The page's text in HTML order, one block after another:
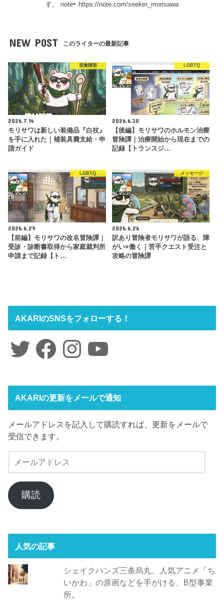
す。 note⇨ https://note.com/seeker_morisawa
NEW POST このライターの最新記事
視覚障害
2026.7.14
モリサワは新しい装備品『白杖』
を手に入れた｜補装具費支給・申
請ガイド
LGBTQ
2026.6.30
【後編】モリサワのホルモン治療
冒険譚｜治療開始から現在までの
記録【トランスジ…
LGBTQ
2026.6.29
【前編】モリサワの改名冒険譚｜
受診・診断書取得から家庭裁判所
申請まで記録【ト…
メッセージ
2026.6.26
訳あり冒険者モリサワが語る、障
がい×働く｜苦手クエスト受注と
攻略の冒険譚
AKARIのSNSをフォローする！
Twitter FacebookInstagramYouTube
AKARIの更新をメールで通知
メールアドレスを記入して購読すれば、更新をメールで
受信できます。
ー
ル
ア
ド
購読
人気の記事
シェイクハンズ三条烏丸。人気アニメ「ち
いかわ」の原画などを手がける、B型事業
所。